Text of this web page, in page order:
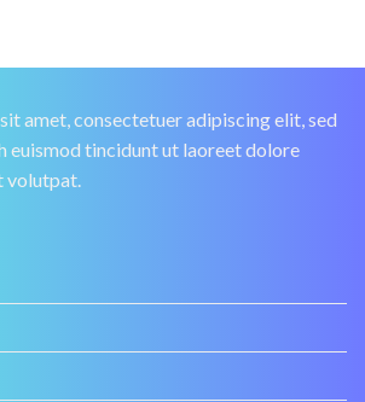
amet, consectetuer adipiscing elit, sed
euismod tincidunt ut laoreet dolore
volutpat.